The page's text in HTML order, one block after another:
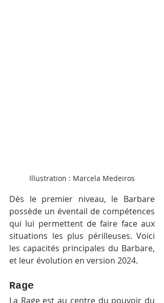
Illustration : Marcela Medeiros
Dès le premier niveau, le Barbare
possède un éventail de compétences
qui lui permettent de faire face aux
situations les plus périlleuses. Voici
les capacités principales du Barbare,
et leur évolution en version 2024.
Rage
La Rage est au centre du pouvoir du